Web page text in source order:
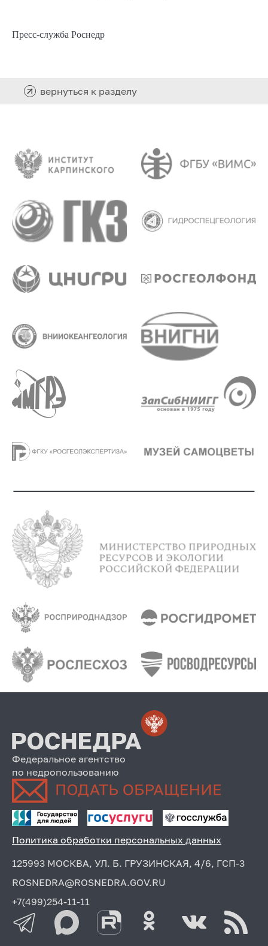
Пресс-служба Роснедр
вернуться к разделу
Федеральное агентство
по недропользованию
Политика обработки персональных данных
125993 МОСКВА, УЛ. Б. ГРУЗИНСКАЯ, 4/6, ГСП-3
ROSNEDRA@ROSNEDRA.GOV.RU
+7(499)254-11-11